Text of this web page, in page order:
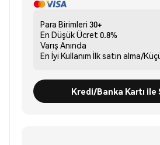
Para Birimleri 30+
En Düşük Ücret 0.8%
Varış Anında
En İyi Kullanım İlk satın alma/
Kredi/Banka Kartı ile